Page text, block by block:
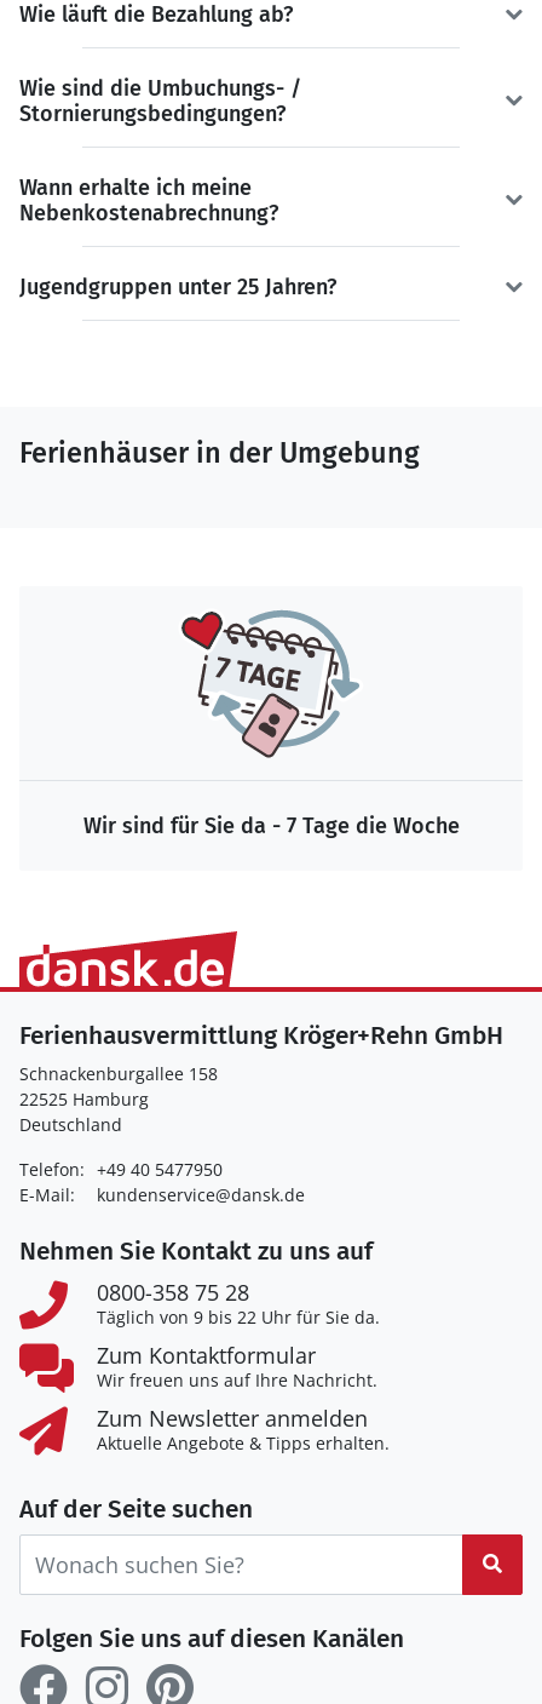
Wie läuft die Bezahlung ab?
Wie sind die Umbuchungs- /
Stornierungsbedingungen?
Wann erhalte ich meine
Nebenkostenabrechnung?
Jugendgruppen unter 25 Jahren?
Ferienhäuser in der Umgebung
Wir sind für Sie da - 7 Tage die Woche
Ferienhausvermittlung Kröger+Rehn GmbH
Schnackenburgallee 158
22525 Hamburg
Deutschland
Telefon: +49 40 5477950
E-Mail:
kundenservice@dansk.de
Nehmen Sie Kontakt zu uns auf
0800-358 75 28
Täglich von 9 bis 22 Uhr für Sie da.
Zum Kontaktformular
Wir freuen uns auf Ihre Nachricht.
Zum Newsletter anmelden
Aktuelle Angebote & Tipps erhalten.
Auf der Seite suchen
Folgen Sie uns auf diesen Kanälen